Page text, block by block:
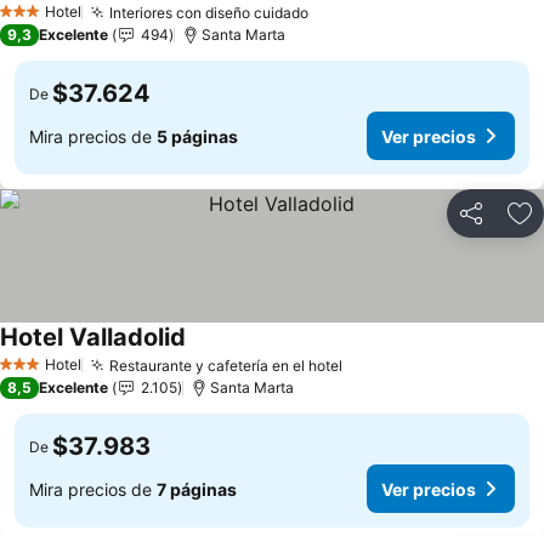
3 Estrellas
Hotel Interiores con diseño cuidado
9,3 Excelente 494 Santa Marta
De $37.624
Mira precios de 5 páginas Ver precios
Compartir
3 Estrellas
Hotel Restaurante y cafetería en el hotel
Hotel Valladolid
8,5 Excelente 2.105 Santa Marta
De $37.983
Mira precios de 7 páginas Ver precios